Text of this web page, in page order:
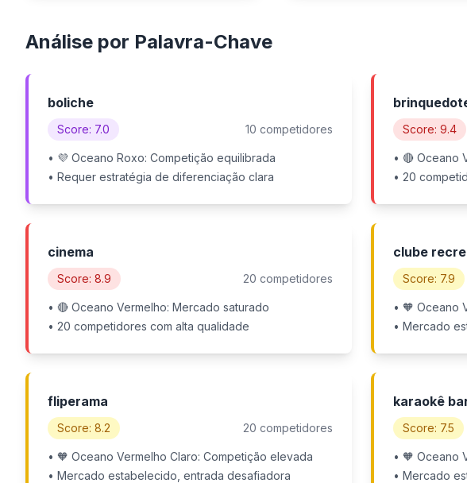
Análise por Palavra-Chave
boliche
Score: 7.0 10 competidores
• 💜 Oceano Roxo: Competição equilibrada
• Requer estratégia de diferenciação clara
Score: 9.4
• 🔴 Oceano
• 20
cinema
Score: 8.9 20 competidores
• 🔴 Oceano Vermelho: Mercado saturado
• 20 competidores com alta qualidade
clube
Score: 7.9
• 🧡 Oceano
• Mercado
fliperama
Score: 8.2 20 competidores
• 🧡 Oceano Vermelho Claro: Competição elevada
• Mercado estabelecido, entrada desafiadora
karaokê
Score: 7.5
• 🧡 Oceano
• Mercado